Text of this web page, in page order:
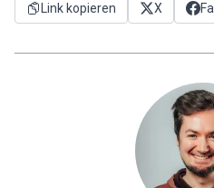
Link kopieren X